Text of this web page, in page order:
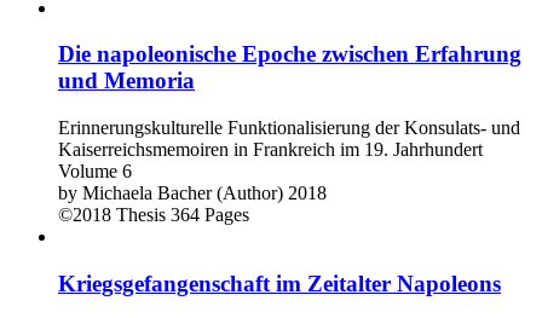
Die napoleonische Epoche zwischen Erfahrung
und Memoria
Erinnerungskulturelle Funktionalisierung der Konsulats- und
Kaiserreichsmemoiren in Frankreich im 19. Jahrhundert
Volume 6
by Michaela Bacher (Author) 2018
©2018 Thesis 364 Pages
Kriegsgefangenschaft im Zeitalter Napoleons